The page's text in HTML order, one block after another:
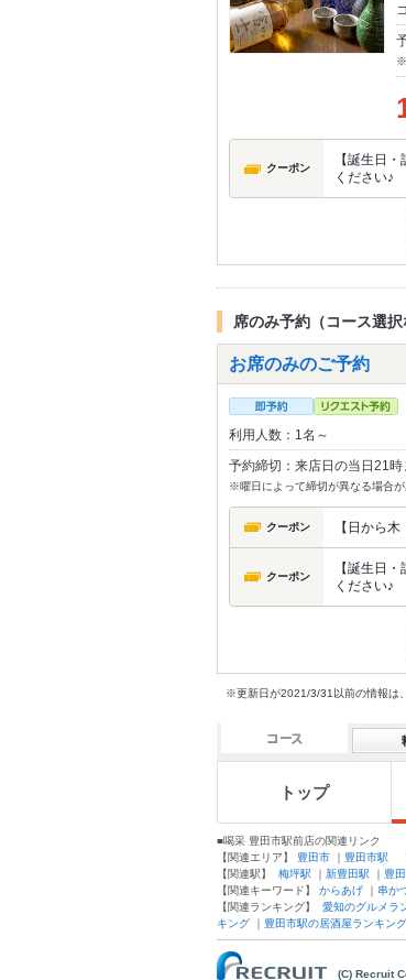
※
クーポン
【誕生日
ください♪
席のみ予約（コース選択
お席のみのご予約
利用人数：1名～
予約締切：来店日の当日21時
※曜日によって締切が異なる場合が
クーポン 【日から
クーポン
【誕生日
ください♪
※更新日が2021/3/31以前の情報は
トップ
■喝采 豊田市駅前店の関連リンク
【関連エリア】 豊田市 ｜ 豊田市駅
【関連駅】 梅坪駅 ｜ 新豊田駅 ｜ 豊
【関連キーワード】 からあげ ｜ 串か
【関連ランキング】 愛知のグルメラ
キング ｜ 豊田市駅の居酒屋ランキング
(C) Recruit